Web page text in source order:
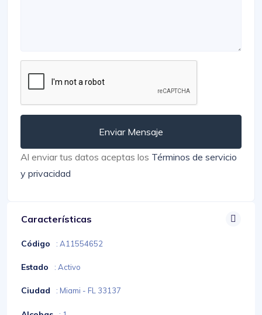
Enviar Mensaje
Al enviar tus datos aceptas los Términos de servicio
y privacidad
Características
Código : A11554652
Estado : Activo
Ciudad : Miami - FL 33137